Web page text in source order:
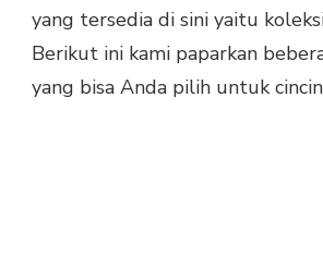
yang tersedia di sini yaitu
Berikut ini kami paparkan
yang bisa Anda pilih untuk